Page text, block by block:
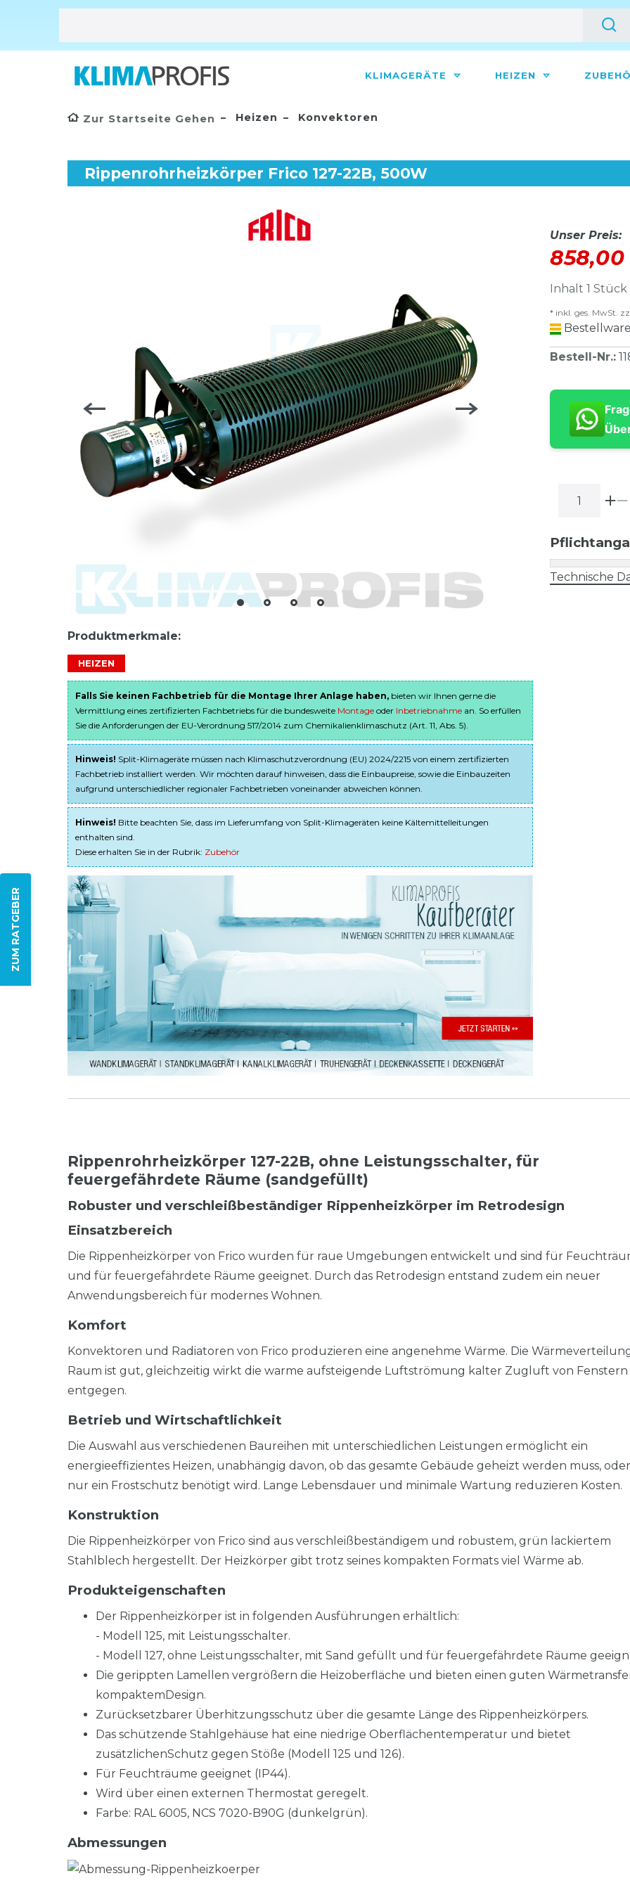
KLIMAGERÄTE HEIZEN
Zur Startseite Gehen Heizen Konvektoren
ZUM RATGEBER
Rippenrohrheizkörper Frico 127-22B, 500W
Produktmerkmale:
HEIZEN
Falls Sie keinen Fachbetrieb für die Montage Ihrer Anlage haben, bieten wir Ihnen gerne die
Vermittlung eines zertifizierten Fachbetriebs für die bundesweite Montage oder Inbetriebnahme an. So erfüllen
Sie die Anforderungen der EU-Verordnung 517/2014 zum Chemikalienklimaschutz (Art. 11, Abs. 5).
Hinweis! Split-Klimageräte müssen nach Klimaschutzverordnung (EU) 2024/2215 von einem zertifizierten
Fachbetrieb installiert werden. Wir möchten darauf hinweisen, dass die Einbaupreise, sowie die Einbauzeiten
aufgrund unterschiedlicher regionaler Fachbetrieben voneinander abweichen können.
Hinweis! Bitte beachten Sie, dass im Lieferumfang von Split-Klimageräten keine Kältemittelleitungen
enthalten sind.
Diese erhalten Sie in der Rubrik: Zubehör
Unser Preis:
Inhalt 1 Stück
* inkl. ges. MwSt.
Bestell-Nr.:
Technische
Rippenrohrheizkörper 127-22B, ohne Leistungsschalter, für
feuergefährdete Räume (sandgefüllt)
Robuster und verschleißbeständiger Rippenheizkörper im Retrodesign
Einsatzbereich
Die Rippenheizkörper von Frico wurden für raue Umgebungen entwickelt und sind für
und für feuergefährdete Räume geeignet. Durch das Retrodesign entstand zudem ein neuer
Anwendungsbereich für modernes Wohnen.
Komfort
Konvektoren und Radiatoren von Frico produzieren eine angenehme Wärme. Die
Raum ist gut, gleichzeitig wirkt die warme aufsteigende Luftströmung kalter Zugluft von Fenstern
entgegen.
Betrieb und Wirtschaftlichkeit
Die Auswahl aus verschiedenen Baureihen mit unterschiedlichen Leistungen ermöglicht ein
energieeffizientes Heizen, unabhängig davon, ob das gesamte Gebäude geheizt werden muss,
nur ein Frostschutz benötigt wird. Lange Lebensdauer und minimale Wartung reduzieren Kosten.
Konstruktion
Die Rippenheizkörper von Frico sind aus verschleißbeständigem und robustem, grün lackiertem
Stahlblech hergestellt. Der Heizkörper gibt trotz seines kompakten Formats viel Wärme ab.
Produkteigenschaften
Der Rippenheizkörper ist in folgenden Ausführungen erhältlich:
- Modell 125, mit Leistungsschalter.
- Modell 127, ohne Leistungsschalter, mit Sand gefüllt und für feuergefährdete Räume
Die gerippten Lamellen vergrößern die Heizoberfläche und bieten einen guten
kompaktemDesign.
Zurücksetzbarer Überhitzungsschutz über die gesamte Länge des Rippenheizkörpers.
Das schützende Stahlgehäuse hat eine niedrige Oberflächentemperatur und bietet
zusätzlichenSchutz gegen Stöße (Modell 125 und 126).
Für Feuchträume geeignet (IP44).
Wird über einen externen Thermostat geregelt.
Farbe: RAL 6005, NCS 7020-B90G (dunkelgrün).
Abmessungen